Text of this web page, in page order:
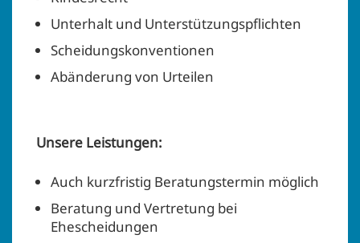
Unterhalt und Unterstützungspflichten
Scheidungskonventionen
Abänderung von Urteilen
Unsere Leistungen:
Auch kurzfristig Beratungstermin möglich
Beratung und Vertretung bei
Ehescheidungen